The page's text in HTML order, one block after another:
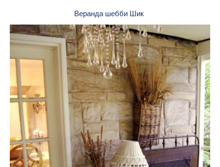
Веранда шебби Шик